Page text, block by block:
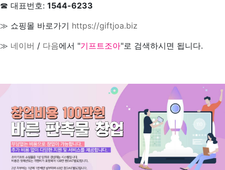
☎ 대표번호: 1544-6233
≫ 쇼핑몰 바로가기 https://giftjoa.biz
≫ 네이버 / 다음에서 "기프트조아"로 검색하시면 됩니다.